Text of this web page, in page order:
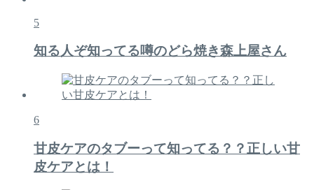
5
知る人ぞ知ってる噂のどら焼き森上屋さん
6
甘皮ケアのタブーって知ってる？？正しい甘
皮ケアとは！